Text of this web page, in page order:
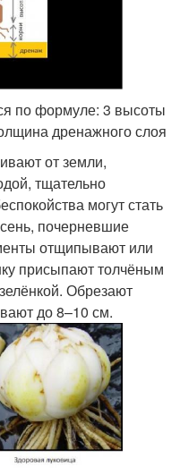
по формуле: 3 высоты
дренажного слоя
от земли,
тщательно
могут стать
почерневшие
отщипывают или
присыпают толчёным
Обрезают
до 8–10 см.